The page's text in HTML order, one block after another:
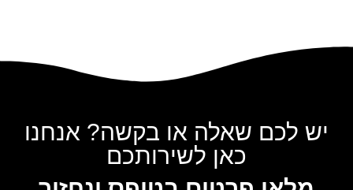
יש לכם שאלה או בקשה? אנחנו
כאן לשירותכם